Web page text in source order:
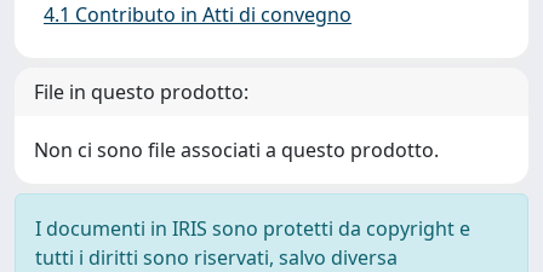
4.1 Contributo in Atti di convegno
File in questo prodotto:
Non ci sono file associati a questo prodotto.
I documenti in IRIS sono protetti da copyright e
tutti i diritti sono riservati, salvo diversa